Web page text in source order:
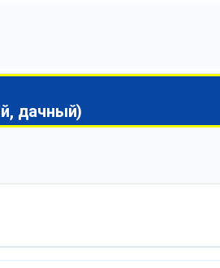
дачный)